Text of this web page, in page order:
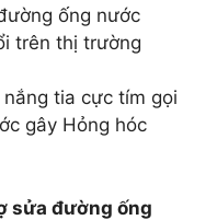
ống nước
trên thị trường
tia cực tím gọi
gây Hỏng hóc
sửa đường ống